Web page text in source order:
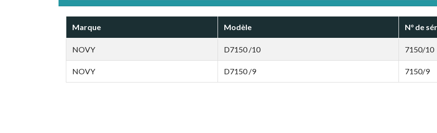
Marque Modèle N° de
NOVY D7150 /10 7150/10
NOVY D7150 /9 7150/9